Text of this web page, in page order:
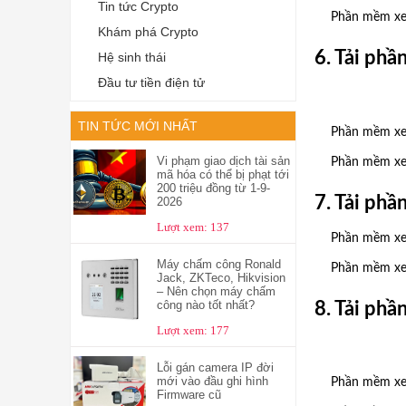
Tin tức Crypto
Khám phá Crypto
Hệ sinh thái
Đầu tư tiền điện tử
TIN TỨC MỚI NHẤT
Vi phạm giao dịch tài sản
mã hóa có thể bị phạt tới
200 triệu đồng từ 1-9-
2026
Lượt xem: 137
Máy chấm công Ronald
Jack, ZKTeco, Hikvision
– Nên chọn máy chấm
công nào tốt nhất?
Lượt xem: 177
Lỗi gán camera IP đời
mới vào đầu ghi hình
Firmware cũ
Phần mềm
6. Tải
Phần mềm
Phần mềm
7. Tải
Phần mềm
Phần mềm
8. Tải
Phần mềm